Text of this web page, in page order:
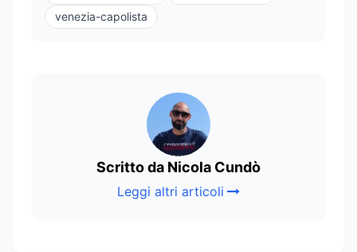
venezia-capolista
Scritto da Nicola Cundò
Leggi altri articoli